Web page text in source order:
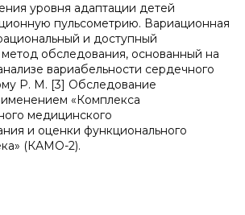
уровня адаптации детей
пульсометрию. Вариационная
и доступный
обследования, основанный на
вариабельности сердечного
Р. М. [3] Обследование
«Комплекса
медицинского
и оценки функционального
(КАМО-2).